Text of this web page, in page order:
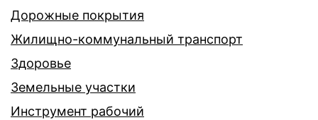
Дорожные покрытия
Жилищно-коммунальный транспорт
Здоровье
Земельные участки
Инструмент рабочий